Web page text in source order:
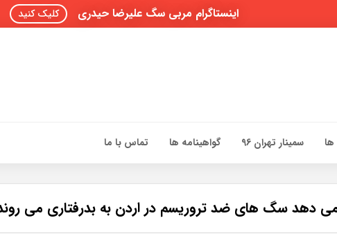
اینستاگرام مربی سگ علیرضا حیدری کلیک کنید
سمینار تهران 96 گواهینامه ها تماس با ما
دهد سگ های ضد تروریسم در اردن به بدرفتاری می